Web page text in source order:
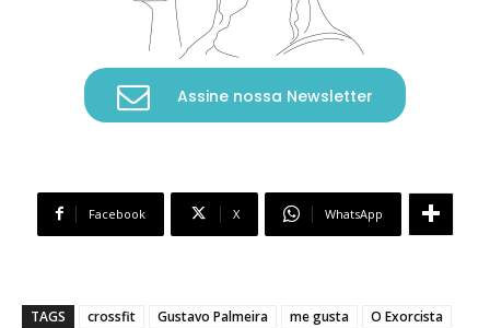
Assine nossa Newsletter
Facebook X WhatsApp
TAGS crossfit Gustavo Palmeira me gusta
O Exorcista